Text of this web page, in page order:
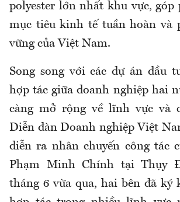
polyester lớn nhất khu vực, góp
mục tiêu kinh tế tuần hoàn và
vững của Việt Nam.
Song song với các dự án đầu
hợp tác giữa doanh nghiệp hai
càng mở rộng về lĩnh vực và
Diễn đàn Doanh nghiệp Việt
diễn ra nhân chuyến công tác
Phạm Minh Chính tại Thụy
tháng 6 vừa qua, hai bên đã ký